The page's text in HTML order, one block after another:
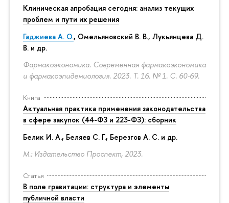
Клиническая апробация сегодня: анализ текущих
проблем и пути их решения
Гаджиева А. О., Омельяновский В. В., Лукьянцева Д.
В. и др.
Фармакоэкономика. Современная фармакоэкономика
и фармакоэпидемиология. 2023. Т. 16. № 1. С. 60-69.
Книга
Актуальная практика применения законодательства
в сфере закупок (44-ФЗ и 223-ФЗ): сборник
Белик И. А., Беляев С. Г., Березгов А. С. и др.
М.: Издательство Проспект, 2023.
Статья
В поле гравитации: структура и элементы
публичной власти